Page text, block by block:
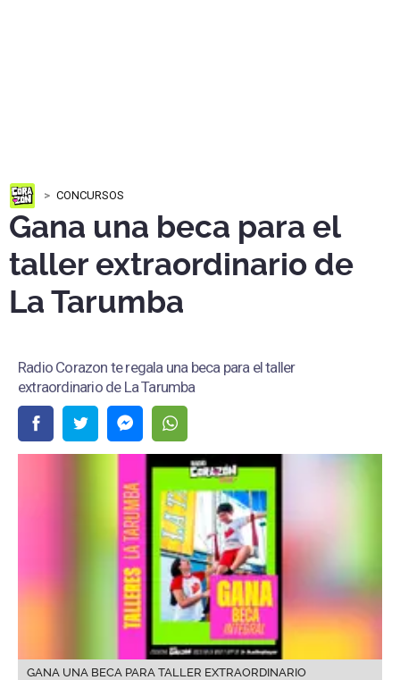
CONCURSOS
Gana una beca para el
taller extraordinario de
La Tarumba
Radio Corazon te regala una beca para el taller
extraordinario de La Tarumba
GANA UNA BECA PARA TALLER EXTRAORDINARIO